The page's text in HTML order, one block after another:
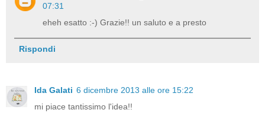
07:31
eheh esatto :-) Grazie!! un saluto e a presto
Rispondi
Ida Galati 6 dicembre 2013 alle ore 15:22
mi piace tantissimo l'idea!!